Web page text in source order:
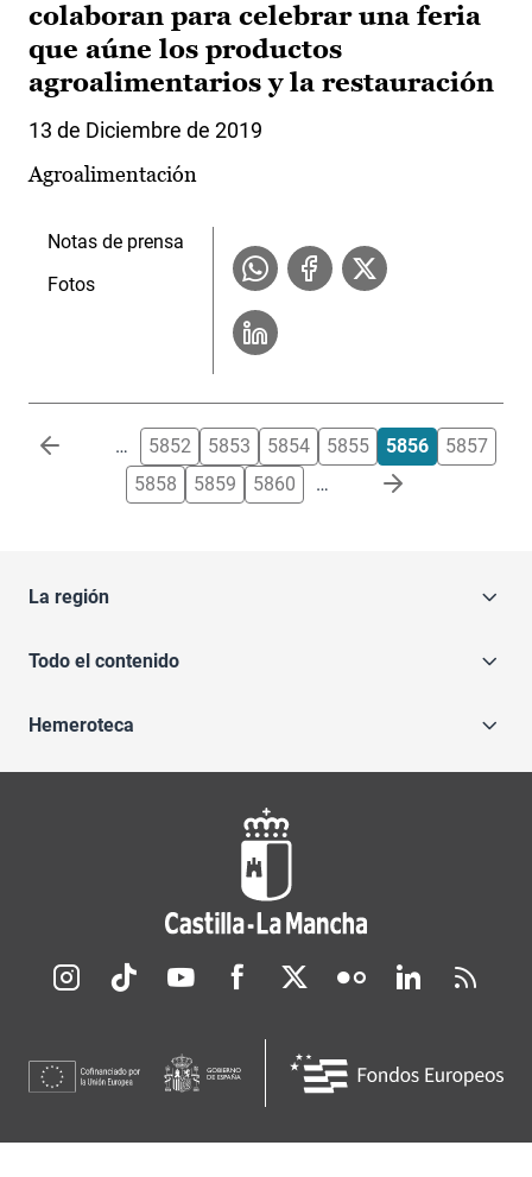
colaboran para celebrar una feria
que aúne los productos
agroalimentarios y la restauración
13 de Diciembre de 2019
Agroalimentación
Notas de prensa
Fotos
Paginación … 5852 5853 5854 5855 5856
5857
5858
5859 5860 …
La región
Todo el contenido
Hemeroteca
Redes sociales JCCM